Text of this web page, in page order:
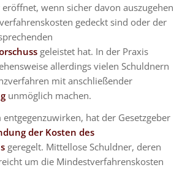
wenn sicher davon auszugehen
gedeckt sind oder der
geleistet hat. In der Praxis
allerdings vielen Schuldnern
mit anschließender
unmöglich machen.
hat der Gesetzgeber
der Kosten des
geregelt. Mittellose Schuldner, deren
um die Mindestverfahrenskosten